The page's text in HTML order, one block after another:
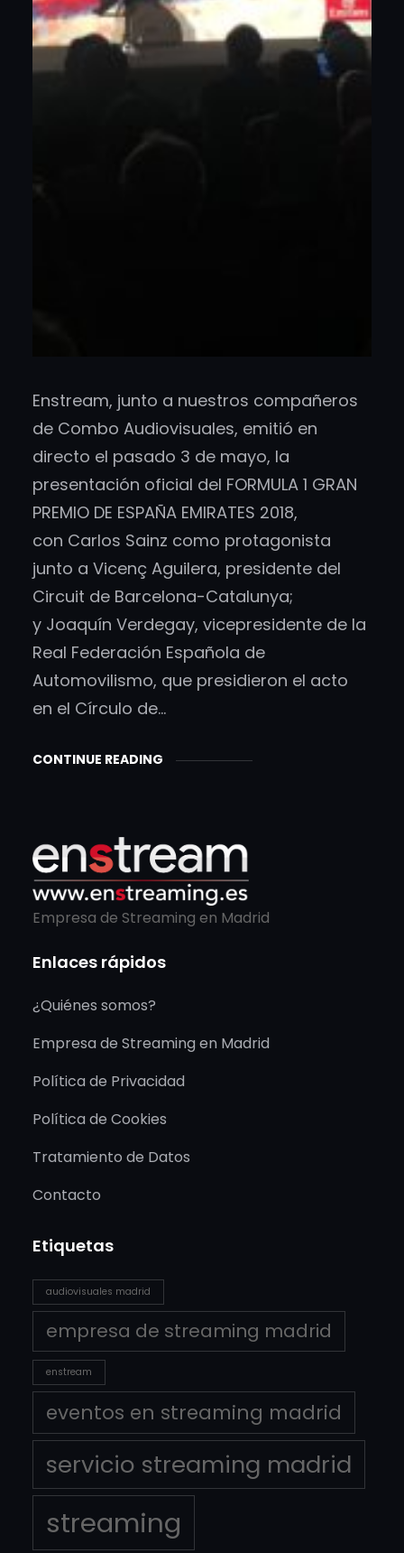
Enstream, junto a nuestros compañeros
de Combo Audiovisuales, emitió en
directo el pasado 3 de mayo, la
presentación oficial del FORMULA 1 GRAN
PREMIO DE ESPAÑA EMIRATES 2018,
con Carlos Sainz como protagonista
junto a Vicenç Aguilera, presidente del
Circuit de Barcelona-Catalunya;
y Joaquín Verdegay, vicepresidente de la
Real Federación Española de
Automovilismo, que presidieron el acto
en el Círculo de…
CONTINUE READING
Empresa de Streaming en Madrid
Enlaces rápidos
¿Quiénes somos?
Empresa de Streaming en Madrid
Política de Privacidad
Política de Cookies
Tratamiento de Datos
Contacto
Etiquetas
audiovisuales madrid
empresa de streaming madrid
enstream
eventos en streaming madrid
servicio streaming madrid
streaming